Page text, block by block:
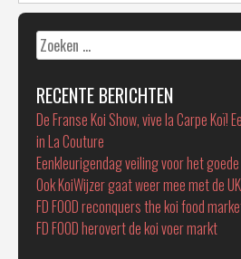
Zoeken
naar:
RECENTE BERICHTEN
De Franse Koi Show, vive la Carpe Koï!
in La Couture
Eenkleurigendag veiling voor het
Ook KoiWijzer gaat weer mee met de
FD FOOD reconquers the koi food
FD FOOD herovert de koi voer markt